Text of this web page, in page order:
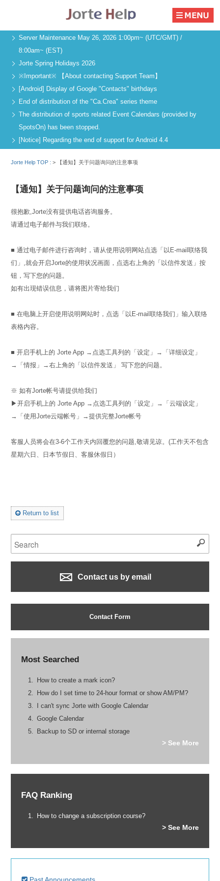
Server Maintenance May 26, 2026 1:00pm~ (UTC/GMT) /
8:00am~ (EST)
Jorte Spring Holidays 2026
※Important※ 【About contacting Support Team】
[Android] Display of Google "Contacts" birthdays
End of distribution of the "Ca.Crea" series theme
The distribution of sports related Event Calendars (provided by
SpotsOn) has been stopped.
[Notice] Regarding the end of support for Android 4.4
Jorte Help TOP :> 【通知】关于问题询问的注意事项
【通知】关于问题询问的注意事项
很抱歉,Jorte没有提供电话咨询服务。
请通过电子邮件与我们联络。
■ 通过电子邮件进行咨询时，请从使用说明网站点选「以E-mail联络我
们」,就会开启Jorte的使用状况画面，点选右上角的「以信件发送」按
钮，写下您的问题。
如有出现错误信息，请将图片寄给我们
■ 在电脑上开启使用说明网站时，点选「以E-mail联络我们」输入联络
表格内容。
■ 开启手机上的 Jorte App →点选工具列的「设定」→「详细设定」
→「情报」→右上角的「以信件发送」 写下您的问题。
※ 如有Jorte帐号请提供给我们
▶︎开启手机上的 Jorte App →点选工具列的「设定」→「云端设定」
→「使用Jorte云端帐号」→提供完整Jorte帐号
客服人员将会在3-6个工作天内回覆您的问题,敬请见谅。(工作天不包含
星期六日、日本节假日、客服休假日）
Return to list
Contact us by email
Contact Form
Most Searched
How to create a mark icon?
How do I set time to 24-hour format or show AM/PM?
I can't sync Jorte with Google Calendar
Google Calendar
Backup to SD or internal storage
> See More
FAQ Ranking
How to change a subscription course?
> See More